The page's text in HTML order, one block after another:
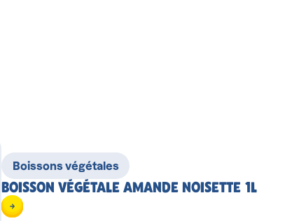
Boissons végétales
BOISSON VÉGÉTALE AMANDE NOISETTE 1L